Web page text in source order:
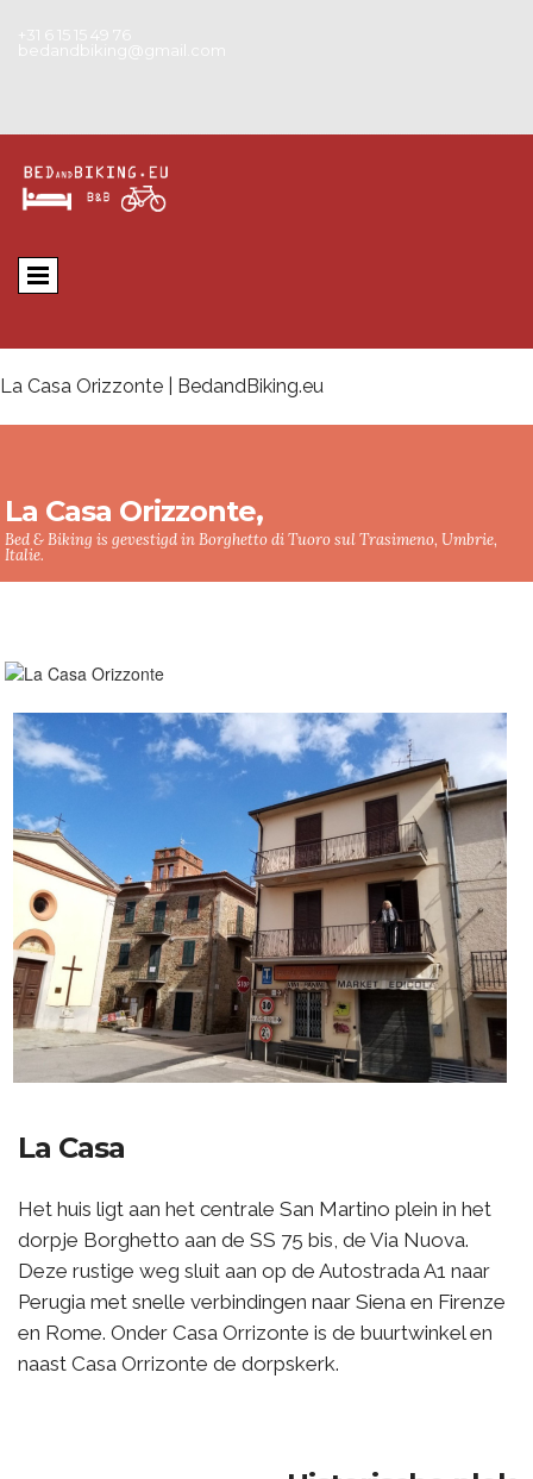
+31 6 15 15 49 76
bedandbiking@gmail.com
La Casa Orizzonte | BedandBiking.eu
La Casa Orizzonte,
Bed & Biking is gevestigd in Borghetto di Tuoro sul Trasimeno, Umbrie,
Italie.
La Casa
Het huis ligt aan het centrale San Martino plein in het
dorpje Borghetto aan de SS 75 bis, de Via Nuova.
Deze rustige weg sluit aan op de Autostrada A1 naar
Perugia met snelle verbindingen naar Siena en Firenze
en Rome. Onder Casa Orrizonte is de buurtwinkel en
naast Casa Orrizonte de dorpskerk.